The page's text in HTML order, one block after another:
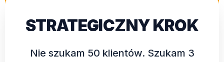
STRATEGICZNY KROK
Nie szukam 50 klientów. Szukam 3